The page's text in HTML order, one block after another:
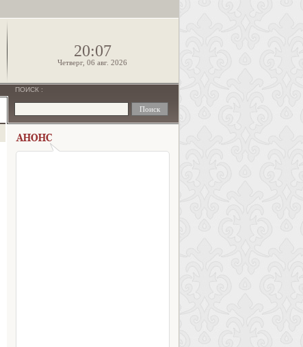
20:07
Четверг, 06 авг. 2026
ПОИСК :